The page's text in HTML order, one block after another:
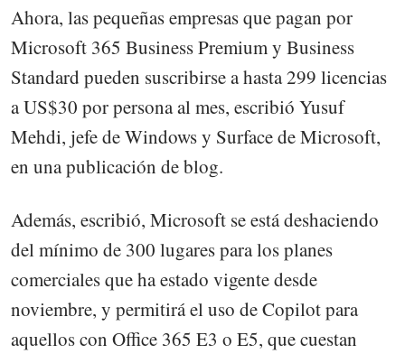
Ahora, las pequeñas empresas que pagan por
Microsoft 365 Business Premium y Business
Standard pueden suscribirse a hasta 299 licencias
a US$30 por persona al mes, escribió Yusuf
Mehdi, jefe de Windows y Surface de Microsoft,
en una publicación de blog.
Además, escribió, Microsoft se está deshaciendo
del mínimo de 300 lugares para los planes
comerciales que ha estado vigente desde
noviembre, y permitirá el uso de Copilot para
aquellos con Office 365 E3 o E5, que cuestan